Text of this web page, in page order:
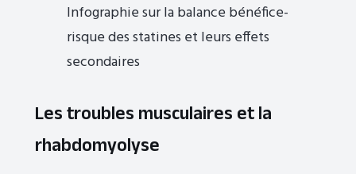
Infographie sur la balance bénéfice-
risque des statines et leurs effets
secondaires
Les troubles musculaires et la
rhabdomyolyse